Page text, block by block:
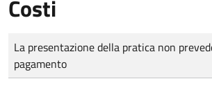
Costi
Tipo di pagamento
Importo
La presentazione della pratica non
pagamento